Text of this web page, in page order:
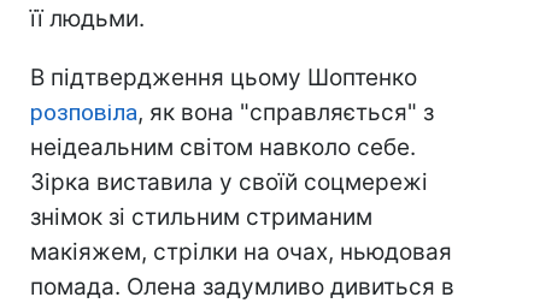
її людьми.
В підтвердження цьому Шоптенко
розповіла, як вона "справляється" з
неідеальним світом навколо себе.
Зірка виставила у своїй соцмережі
знімок зі стильним стриманим
макіяжем, стрілки на очах, ньюдовая
помада. Олена задумливо дивиться в